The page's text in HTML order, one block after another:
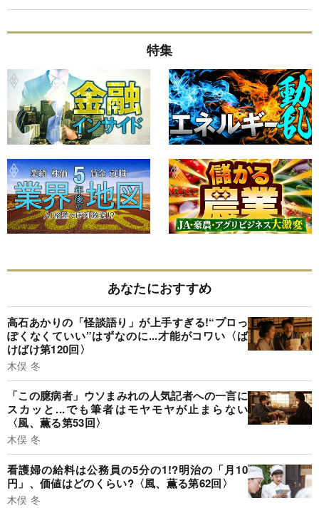
特集
あなたにおすすめ
高石あかりの「怪談語り」が上手すぎる!“プロっ
ぽくなくていい”はずなのに...才能がコワい〈ば
けばけ第120回〉
木俣 冬
「この臆病者」ウソまみれの人気記者への一言に
スカッと...でも筆者はモヤモヤが止まらない
〈風、薫る第53回〉
木俣 冬
看護婦の給料は公務員の5分の1!?明治の「月10
円」、価値はどのくらい?〈風、薫る第62回〉
木俣 冬